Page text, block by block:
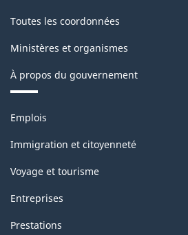
Toutes les coordonnées
Ministères et organismes
À propos du gouvernement
Thèmes
sujets
Emplois
Immigration et citoyenneté
Voyage et tourisme
Entreprises
Prestations